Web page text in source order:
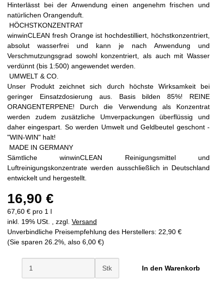
Hinterlässt bei der Anwendung einen angenehm frischen und
natürlichen Orangenduft.
HÖCHSTKONZENTRAT
winwinCLEAN fresh Orange ist hochdestilliert, höchstkonzentriert,
absolut wasserfrei und kann je nach Anwendung und
Verschmutzungsgrad sowohl konzentriert, als auch mit Wasser
verdünnt (bis 1:500) angewendet werden.
UMWELT & CO.
Unser Produkt zeichnet sich durch höchste Wirksamkeit bei
geringer Einsatzdosierung aus. Basis bilden 85%! REINE
ORANGENTERPENE! Durch die Verwendung als Konzentrat
werden zudem zusätzliche Umverpackungen überflüssig und
daher eingespart. So werden Umwelt und Geldbeutel geschont -
"WIN-WIN" halt!
MADE IN GERMANY
Sämtliche winwinCLEAN Reinigungsmittel und
Luftreinigungskonzentrate werden ausschließlich in Deutschland
entwickelt und hergestellt.
16,90 €
67,60 € pro 1 l
inkl. 19% USt. , zzgl. Versand
Unverbindliche Preisempfehlung des Herstellers: 22,90 €
(Sie sparen 26.2% , also 6,00 €)
Stk In den Warenkorb